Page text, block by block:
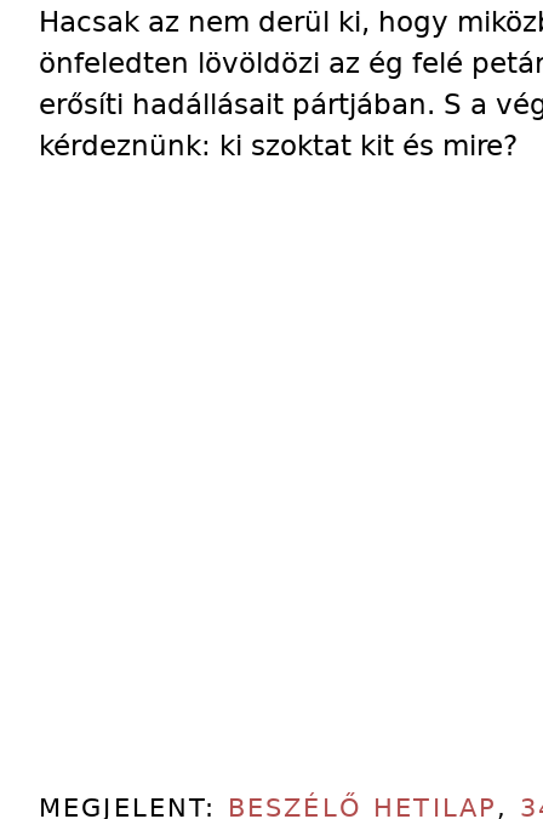
Hacsak az nem derül ki, hogy
önfeledten lövöldözi az ég felé
erősíti hadállásait pártjában. S a
kérdeznünk: ki szoktat kit és mire?
MEGJELENT: BESZÉLŐ HETILAP ,